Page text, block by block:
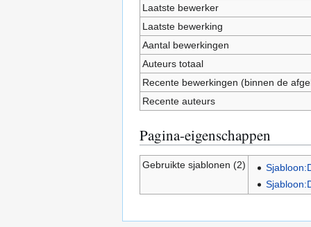
Laatste bewerker
Laatste bewerking
Aantal bewerkingen
Auteurs totaal
Recente bewerkingen (binnen de
Recente auteurs
Pagina-eigenschappen
Gebruikte sjablonen (2)